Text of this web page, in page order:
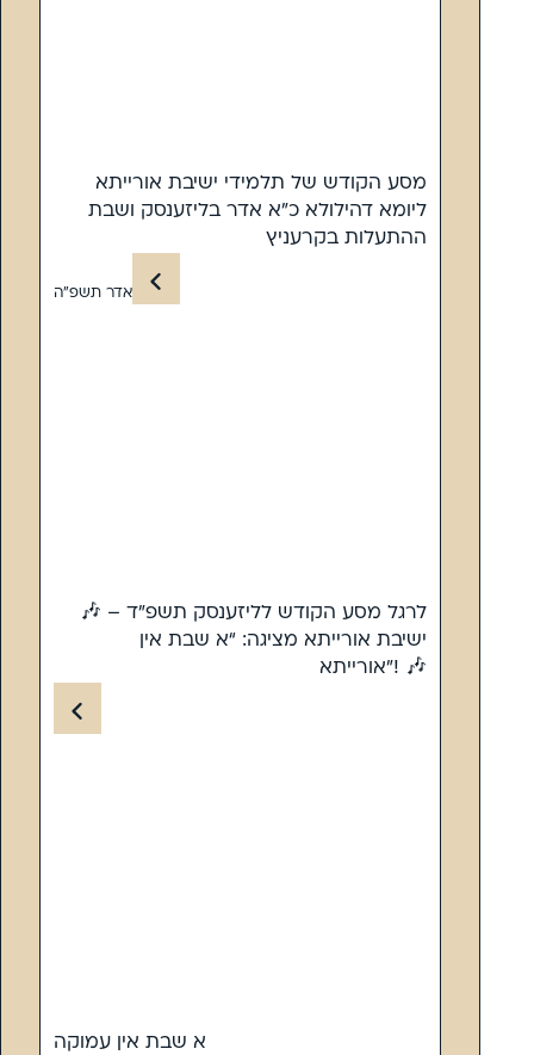
מסע הקודש של תלמידי ישיבת אורייתא
ליומא דהילולא כ”א אדר בליזענסק ושבת
ההתעלות בקרעניץ
אדר תשפ”ה
🎶 לרגל מסע הקודש לליזענסק תשפ”ד –
ישיבת אורייתא מציגה: “א שבת אין
אורייתא”! 🎶
א שבת אין עמוקה